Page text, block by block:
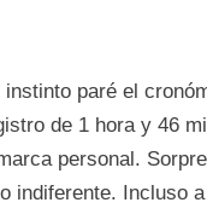
instinto paré el
de 1 hora y 46
personal.
indiferente. Incluso